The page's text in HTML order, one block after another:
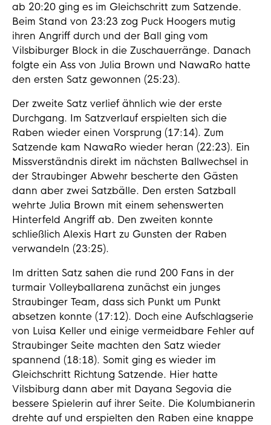
ab 20:20 ging es im Gleichschritt zum Satzende.
Beim Stand von 23:23 zog Puck Hoogers mutig
ihren Angriff durch und der Ball ging vom
Vilsbiburger Block in die Zuschauerränge. Danach
folgte ein Ass von Julia Brown und NawaRo hatte
den ersten Satz gewonnen (25:23).
Der zweite Satz verlief ähnlich wie der erste
Durchgang. Im Satzverlauf erspielten sich die
Raben wieder einen Vorsprung (17:14). Zum
Satzende kam NawaRo wieder heran (22:23). Ein
Missverständnis direkt im nächsten Ballwechsel in
der Straubinger Abwehr bescherte den Gästen
dann aber zwei Satzbälle. Den ersten Satzball
wehrte Julia Brown mit einem sehenswerten
Hinterfeld Angriff ab. Den zweiten konnte
schließlich Alexis Hart zu Gunsten der Raben
verwandeln (23:25).
Im dritten Satz sahen die rund 200 Fans in der
turmair Volleyballarena zunächst ein junges
Straubinger Team, dass sich Punkt um Punkt
absetzen konnte (17:12). Doch eine Aufschlagserie
von Luisa Keller und einige vermeidbare Fehler auf
Straubinger Seite machten den Satz wieder
spannend (18:18). Somit ging es wieder im
Gleichschritt Richtung Satzende. Hier hatte
Vilsbiburg dann aber mit Dayana Segovia die
bessere Spielerin auf ihrer Seite. Die Kolumbianerin
drehte auf und erspielten den Raben eine knappe